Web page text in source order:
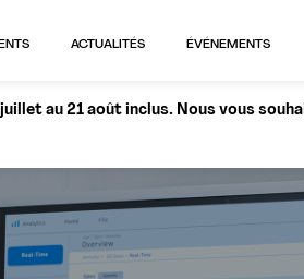
ACTUALITÉS ÉVÉNEMENTS
juillet au 21 août inclus. Nous vous